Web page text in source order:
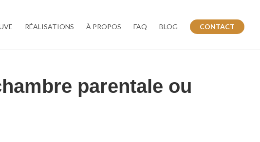
RÉALISATIONS À PROPOS FAQ BLOG CONTACT
parentale ou